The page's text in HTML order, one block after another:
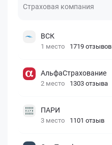
Страховая компания
ВСК
1 место 1719 отзывов
АльфаСтрахование
2 место 1303 отзыва
ПАРИ
3 место 1101 отзыв